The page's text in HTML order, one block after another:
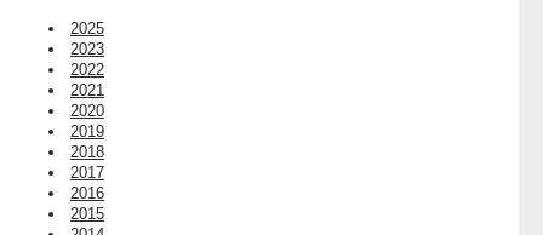
2025
2023
2022
2021
2020
2019
2018
2017
2016
2015